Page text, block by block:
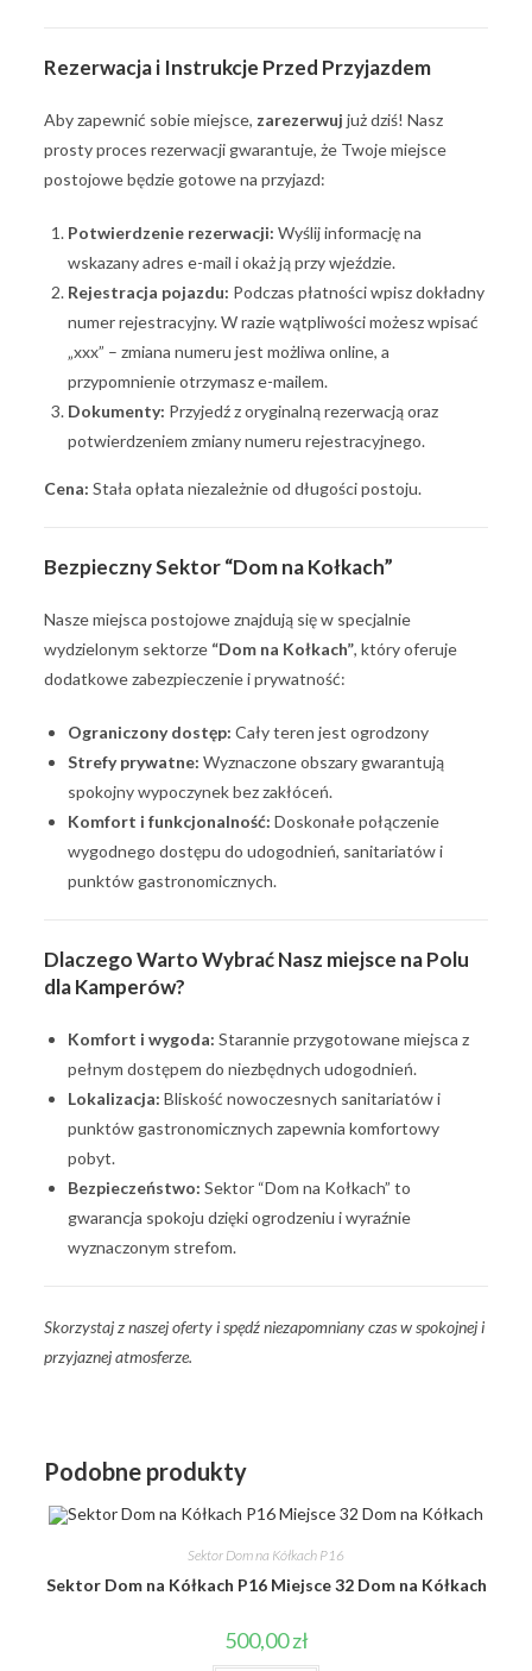
Rezerwacja i Instrukcje Przed Przyjazdem
Aby zapewnić sobie miejsce, zarezerwuj już dziś! Nasz
prosty proces rezerwacji gwarantuje, że Twoje miejsce
postojowe będzie gotowe na przyjazd:
Potwierdzenie rezerwacji: Wyślij informację na
wskazany adres e-mail i okaż ją przy wjeździe.
Rejestracja pojazdu: Podczas płatności wpisz dokładny
numer rejestracyjny. W razie wątpliwości możesz wpisać
„xxx” – zmiana numeru jest możliwa online, a
przypomnienie otrzymasz e-mailem.
Dokumenty: Przyjedź z oryginalną rezerwacją oraz
potwierdzeniem zmiany numeru rejestracyjnego.
Cena: Stała opłata niezależnie od długości postoju.
Bezpieczny Sektor “Dom na Kołkach”
Nasze miejsca postojowe znajdują się w specjalnie
wydzielonym sektorze “Dom na Kołkach”, który oferuje
dodatkowe zabezpieczenie i prywatność:
Ograniczony dostęp: Cały teren jest ogrodzony
Strefy prywatne: Wyznaczone obszary gwarantują
spokojny wypoczynek bez zakłóceń.
Komfort i funkcjonalność: Doskonałe połączenie
wygodnego dostępu do udogodnień, sanitariatów i
punktów gastronomicznych.
Dlaczego Warto Wybrać Nasz miejsce na Polu
dla Kamperów?
Komfort i wygoda: Starannie przygotowane miejsca z
pełnym dostępem do niezbędnych udogodnień.
Lokalizacja: Bliskość nowoczesnych sanitariatów i
punktów gastronomicznych zapewnia komfortowy
pobyt.
Bezpieczeństwo: Sektor “Dom na Kołkach” to
gwarancja spokoju dzięki ogrodzeniu i wyraźnie
wyznaczonym strefom.
Skorzystaj z naszej oferty i spędź niezapomniany czas w spokojnej i
przyjaznej atmosferze.
Podobne produkty
Sektor Dom na Kółkach P16
Sektor Dom na Kółkach P16 Miejsce 32 Dom na Kółkach
500,00zł